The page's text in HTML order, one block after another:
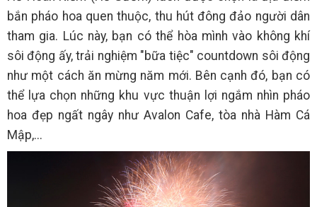
bắn pháo hoa quen thuộc, thu hút đông đảo người dân
tham gia. Lúc này, bạn có thể hòa mình vào không khí
sôi động ấy, trải nghiệm "bữa tiệc" countdown sôi động
như một cách ăn mừng năm mới. Bên cạnh đó, bạn có
thể lựa chọn những khu vực thuận lợi ngắm nhìn pháo
hoa đẹp ngất ngây như Avalon Cafe, tòa nhà Hàm Cá
Mập,...